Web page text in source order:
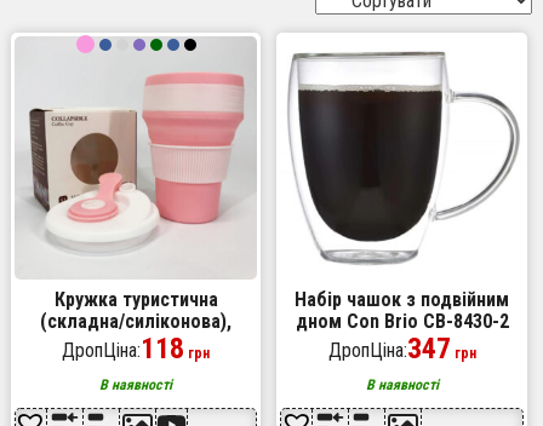
Кружка туристична
(складна/силіконова),
кружка похідна силіконова
складана. Колір: рожевий
ДропЦіна:118 грн
В наявності
Набір чашок з подвійним
дном Con Brio CB-8430-2
300 мл 2 шт
ДропЦіна:347 грн
В наявності